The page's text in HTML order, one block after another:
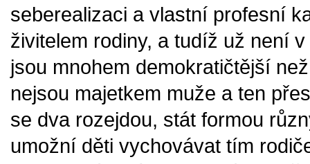
seberealizaci a vlastní profesní
živitelem rodiny, a tudíž už není
jsou mnohem demokratičtější
nejsou majetkem muže a ten
se dva rozejdou, stát formou
umožní děti vychovávat tím